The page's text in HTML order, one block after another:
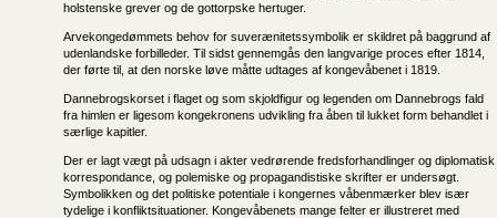
holstenske grever og de gottorpske hertuger.
Arvekongedømmets behov for suverænitetssymbolik er skildret på baggrund af
udenlandske forbilleder. Til sidst gennemgås den langvarige proces efter 1814,
der førte til, at den norske løve måtte udtages af kongevåbenet i 1819.
Dannebrogskorset i flaget og som skjoldfigur og legenden om Dannebrogs fald
fra himlen er ligesom kongekronens udvikling fra åben til lukket form behandlet i
særlige kapitler.
Der er lagt vægt på udsagn i akter vedrørende fredsforhandlinger og diplomatisk
korrespondance, og polemiske og propagandistiske skrifter er undersøgt.
Symbolikken og det politiske potentiale i kongernes våbenmærker blev især
tydelige i konfliktsituationer. Kongevåbenets mange felter er illustreret med